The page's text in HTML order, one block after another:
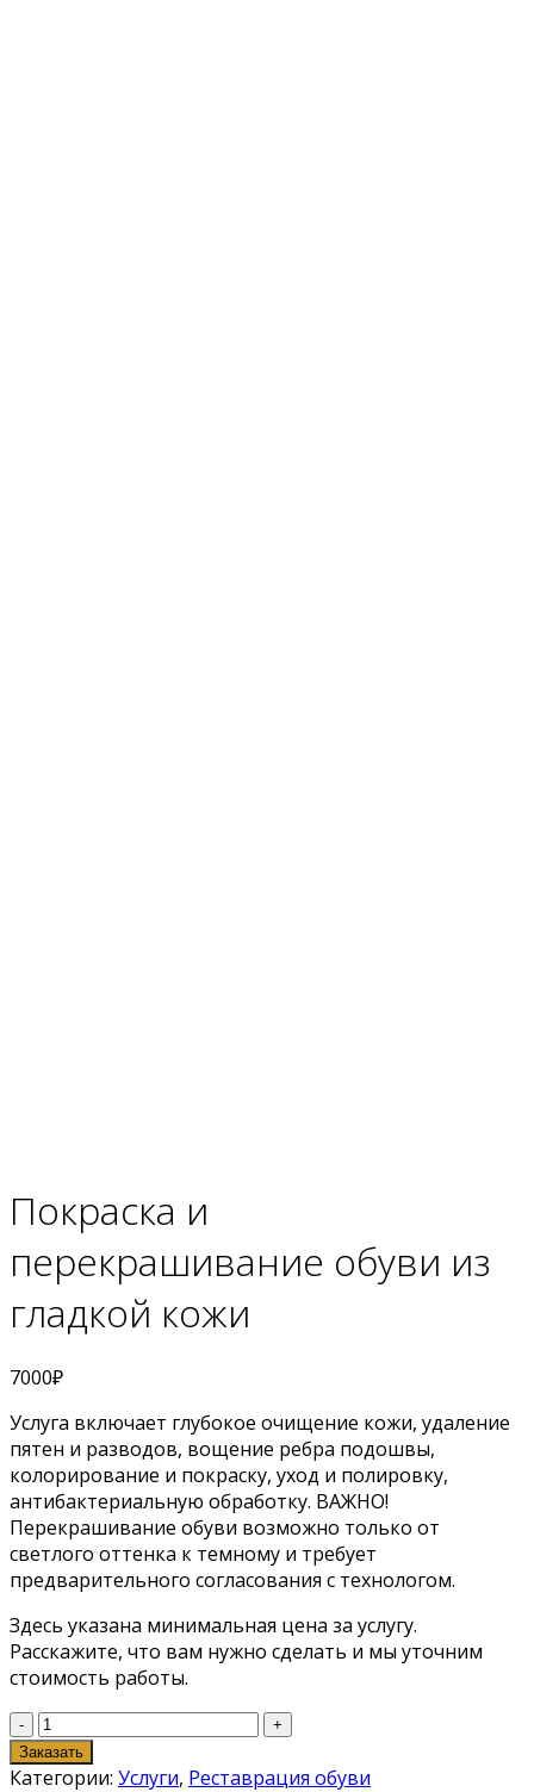
Покраска и
перекрашивание обуви из
гладкой кожи
7000₽
Услуга включает глубокое очищение кожи, удаление
пятен и разводов, вощение ребра подошвы,
колорирование и покраску, уход и полировку,
антибактериальную обработку. ВАЖНО!
Перекрашивание обуви возможно только от
светлого оттенка к темному и требует
предварительного согласования с технологом.
Здесь указана минимальная цена за услугу.
Расскажите, что вам нужно сделать и мы уточним
стоимость работы.
Количество
товара
Покраска
Заказать
Категории: Услуги, Реставрация обуви